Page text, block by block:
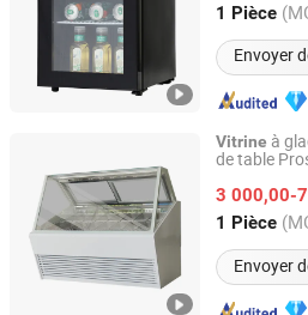
1 Pièce
Envoyer
Zhejiang, China
Vitrine à
de table
3 000,00-
1 Pièce
Envoyer
Nanjing Prosky Food Machinery
Jiangsu, China